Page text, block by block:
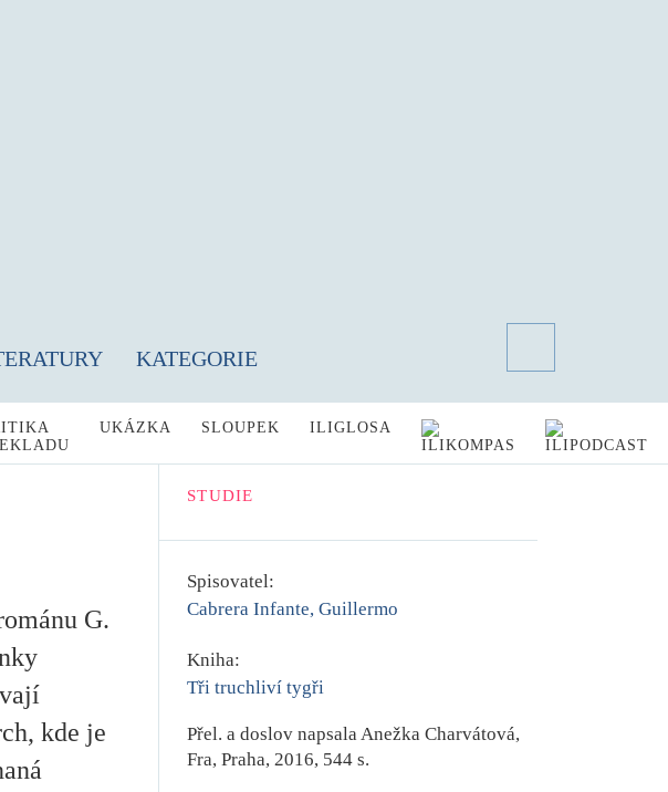
KATEGORIE
UKÁZKA SLOUPEK ILIGLOSA
G.
kde je
STUDIE
Spisovatel:
Cabrera Infante, Guillermo
Kniha:
Tři truchliví tygři
Přel. a doslov napsalaAnežka Charvátová,
Fra, Praha, 2016, 544 s.